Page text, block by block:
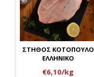
ΣΤΗΘΟΣ ΚΟΤΟΠΟΥΛΟ
ΕΛΛΗΝΙΚΟ
€6,10/kg